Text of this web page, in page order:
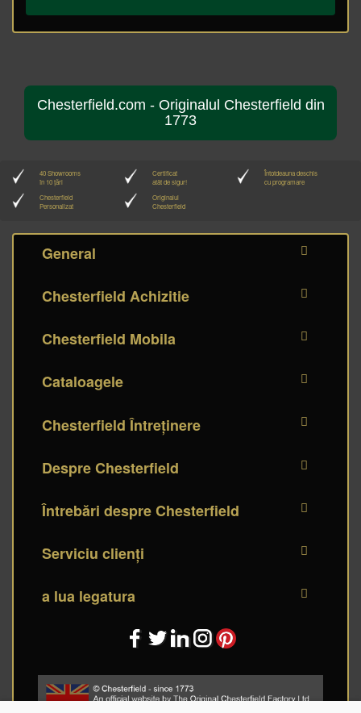
Chesterfield.com - Originalul Chesterfield din
1773
40 Showrooms
în 10 țări
Certificat
atât de sigur!
Întotdeauna deschis
cu programare
Chesterfield
Personalizat
Originalul
Chesterfield
General
Chesterfield Achizitie
Chesterfield Mobila
Cataloagele
Chesterfield Întreținere
Despre Chesterfield
Întrebări despre Chesterfield
Serviciu clienți
a lua legatura